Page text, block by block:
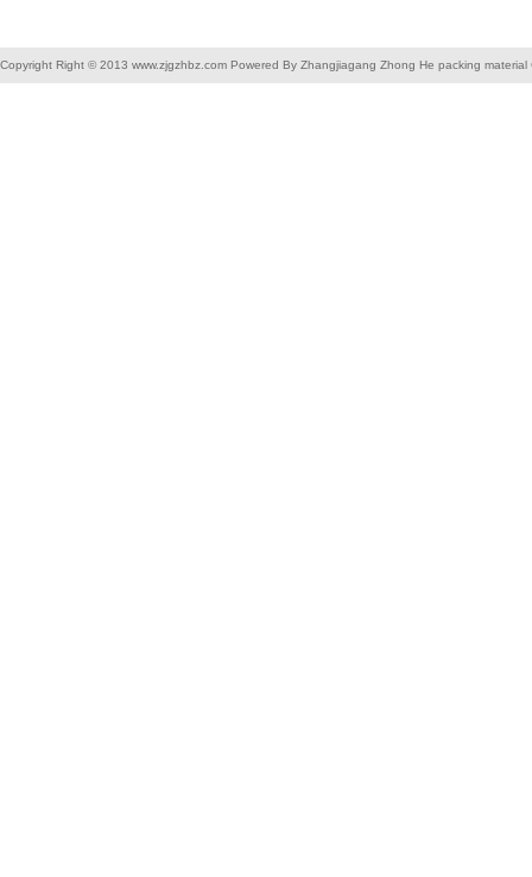
Copyright Right © 2013 www.zjgzhbz.com Powered By Zhangjiagang Zhong He packing material